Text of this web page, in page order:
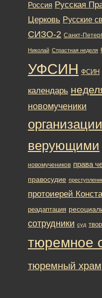
Россия Русская
Церковь Русские
СИЗО-2 Санкт-
Николай Страстная неделя
УФСИН ФСИН
календарь
новомученики
верующими
новомучеников права
правосудие
протоиерей
реадаптация
сотрудники суд
тюремное
тюремный храм